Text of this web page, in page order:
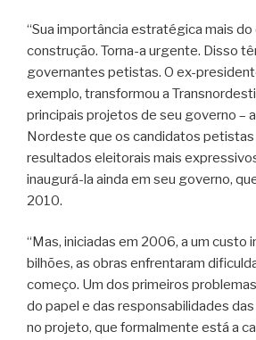
“Sua importância estratégica mais
construção. Torna-a urgente. Disso
governantes petistas. O ex-
exemplo, transformou a
principais projetos de seu governo –
Nordeste que os candidatos
resultados eleitorais mais
inaugurá-la ainda em seu governo,
2010.
“Mas, iniciadas em 2006, a um custo
bilhões, as obras enfrentaram
começo. Um dos primeiros
do papel e das responsabilidades
no projeto, que formalmente está a